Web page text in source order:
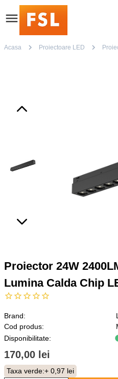
Acasa Proiectoare LED
Proiector 24W
Lumina Calda Chip
Brand:
Cod produs:
Disponibilitate:
170,00 lei
Taxa verde:+ 0,97 lei